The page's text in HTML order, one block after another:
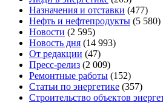
Назначения и отставки (477)
Нефть и нефтепродукты (5 580)
Новости (2 595)
Новость дня (14 993)
От редакции (47)
Пресс-релиз (2 009)
Ремонтные работы (152)
Статьи по энергетике (357)
Строительство объектов